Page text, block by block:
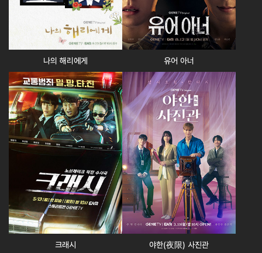
나의 해리에게 유어 아너
크래시 야한(夜限) 사진관